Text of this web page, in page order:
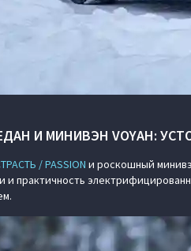
И МИНИВЭН VOYAH:
/ PASSION и роскошный
и практичность